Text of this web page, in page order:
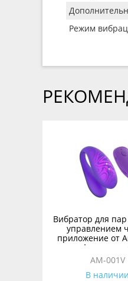
Режим
Вибратор для пар
управлением
приложение от
AM-001V
В наличии